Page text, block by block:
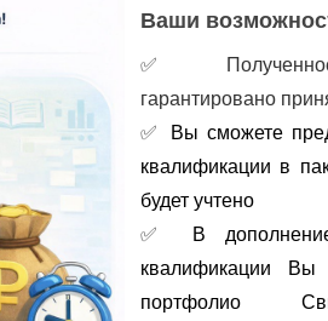
Ваши
✅
гарантировано
✅
Вы сможете
квалификации в
будет учтено
✅
В
портфолио